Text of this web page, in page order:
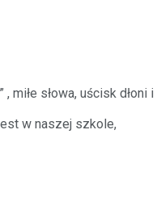
miłe słowa, uścisk dłoni i
w naszej szkole,